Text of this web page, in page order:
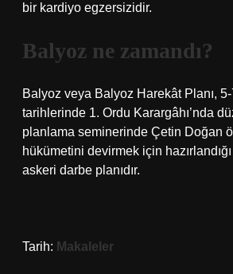
bir kardiyo egzersizidir.
Balyoz ne zamandı?
Balyoz veya Balyoz Harekât Planı,
tarihlerinde 1. Ordu Karargâhı’nda
planlama seminerinde Çetin Doğan
hükümetini devirmek için
askeri darbe planıdır.
Tarih: Makaleler